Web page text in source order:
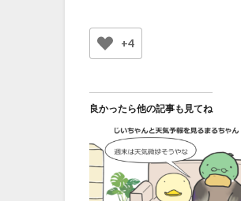
+4
良かったら他の記事も見てね